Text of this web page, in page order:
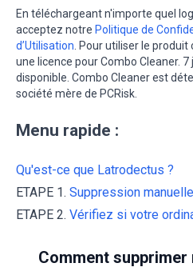
En téléchargeant n'importe quel
acceptez notre Politique de
d’Utilisation . Pour utiliser le
une licence pour Combo Cleaner.
disponible. Combo Cleaner est
société mère de PCRisk.
Menu rapide :
Qu'est-ce que Latrodectus ?
ETAPE 1. Suppression
ETAPE 2. Vérifiez si votre
Comment supprimer